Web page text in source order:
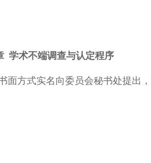
学术不端调查与认定程序
面方式实名向委员会秘书处提出